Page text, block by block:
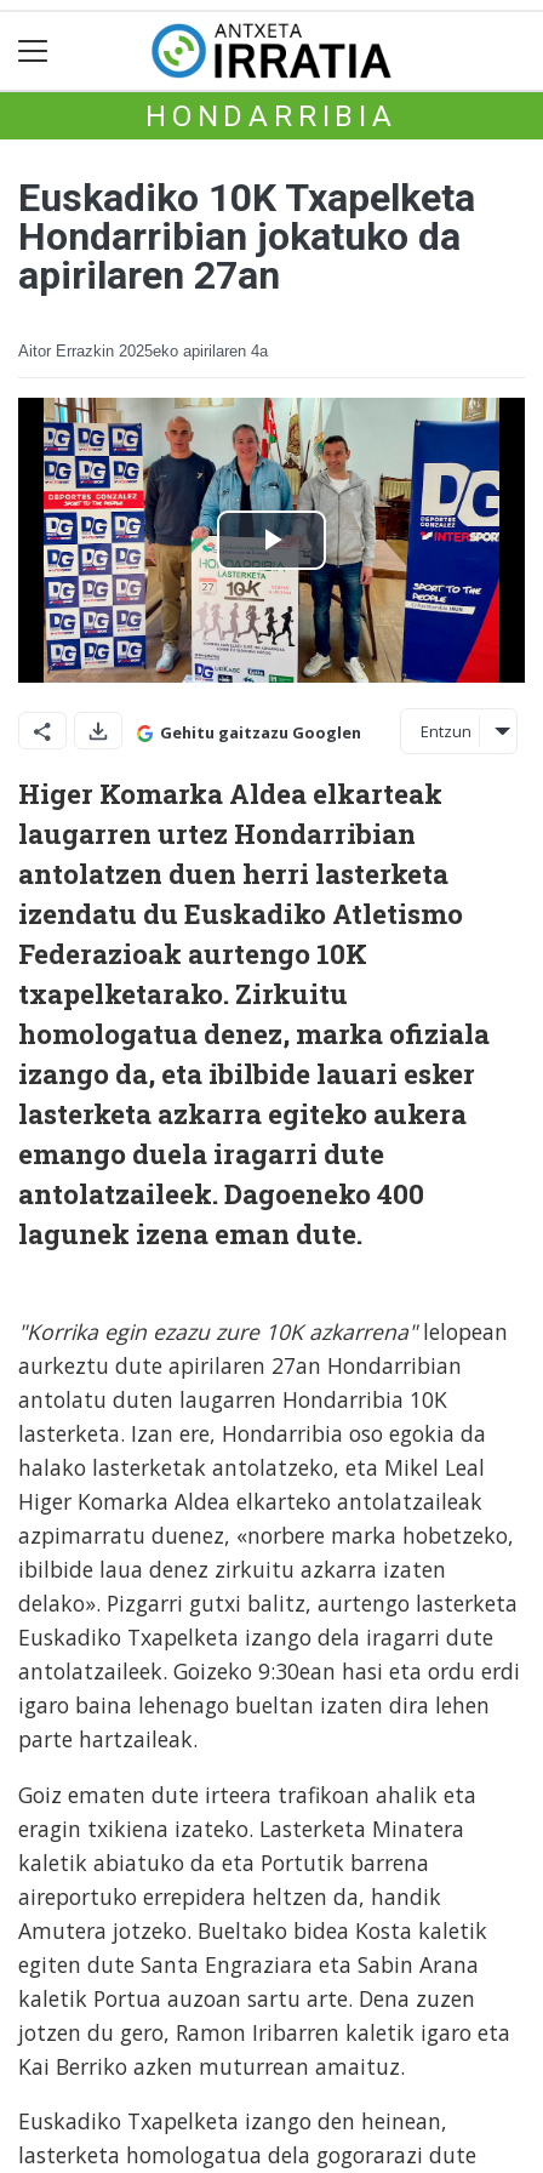
HONDARRIBIA
Euskadiko 10K Txapelketa
Hondarribian jokatuko da
apirilaren 27an
Aitor Errazkin 2025eko apirilaren 4a
Gehitu gaitzazu Googlen Entzun
Higer Komarka Aldea elkarteak
laugarren urtez Hondarribian
antolatzen duen herri lasterketa
izendatu du Euskadiko Atletismo
Federazioak aurtengo 10K
txapelketarako. Zirkuitu
homologatua denez, marka ofiziala
izango da, eta ibilbide lauari esker
lasterketa azkarra egiteko aukera
emango duela iragarri dute
antolatzaileek. Dagoeneko 400
lagunek izena eman dute.
"Korrika egin ezazu zure 10K azkarrena"lelopean
aurkeztu dute apirilaren 27an Hondarribian
antolatu duten laugarren Hondarribia 10K
lasterketa. Izan ere, Hondarribia oso egokia da
halako lasterketak antolatzeko, eta Mikel Leal
Higer Komarka Aldea elkarteko antolatzaileak
azpimarratu duenez, «norbere marka hobetzeko,
ibilbide laua denez zirkuitu azkarra izaten
delako». Pizgarri gutxi balitz, aurtengo lasterketa
Euskadiko Txapelketa izango dela iragarri dute
antolatzaileek. Goizeko 9:30ean hasi eta ordu erdi
igaro baina lehenago bueltan izaten dira lehen
parte hartzaileak.
Goiz ematen dute irteera trafikoan ahalik eta
eragin txikiena izateko. Lasterketa Minatera
kaletik abiatuko da eta Portutik barrena
aireportuko errepidera heltzen da, handik
Amutera jotzeko. Bueltako bidea Kosta kaletik
egiten dute Santa Engraziara eta Sabin Arana
kaletik Portua auzoan sartu arte. Dena zuzen
jotzen du gero, Ramon Iribarren kaletik igaro eta
Kai Berriko azken muturrean amaituz.
Euskadiko Txapelketa izango den heinean,
lasterketa homologatua dela gogorarazi dute